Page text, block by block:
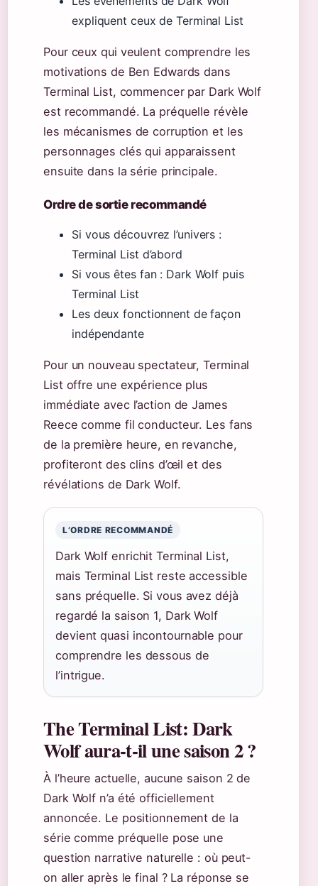
expliquent ceux de Terminal List
Pour ceux qui veulent comprendre les
motivations de Ben Edwards dans
Terminal List, commencer par Dark Wolf
est recommandé. La préquelle révèle
les mécanismes de corruption et les
personnages clés qui apparaissent
ensuite dans la série principale.
Ordre de sortie recommandé
Si vous découvrez l’univers :
Terminal List d’abord
Si vous êtes fan : Dark Wolf puis
Terminal List
Les deux fonctionnent de façon
indépendante
Pour un nouveau spectateur, Terminal
List offre une expérience plus
immédiate avec l’action de James
Reece comme fil conducteur. Les fans
de la première heure, en revanche,
profiteront des clins d’œil et des
révélations de Dark Wolf.
L’ORDRE RECOMMANDÉ
Dark Wolf enrichit Terminal List,
mais Terminal List reste accessible
sans préquelle. Si vous avez déjà
regardé la saison 1, Dark Wolf
devient quasi incontournable pour
comprendre les dessous de
l’intrigue.
The Terminal List: Dark
Wolf aura-t-il une saison 2 ?
À l’heure actuelle, aucune saison 2 de
Dark Wolf n’a été officiellement
annoncée. Le positionnement de la
série comme préquelle pose une
question narrative naturelle : où peut-
on aller après le final ? La réponse se